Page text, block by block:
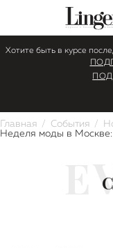
Хотите быть в курсе
Главная События
Неделя моды в